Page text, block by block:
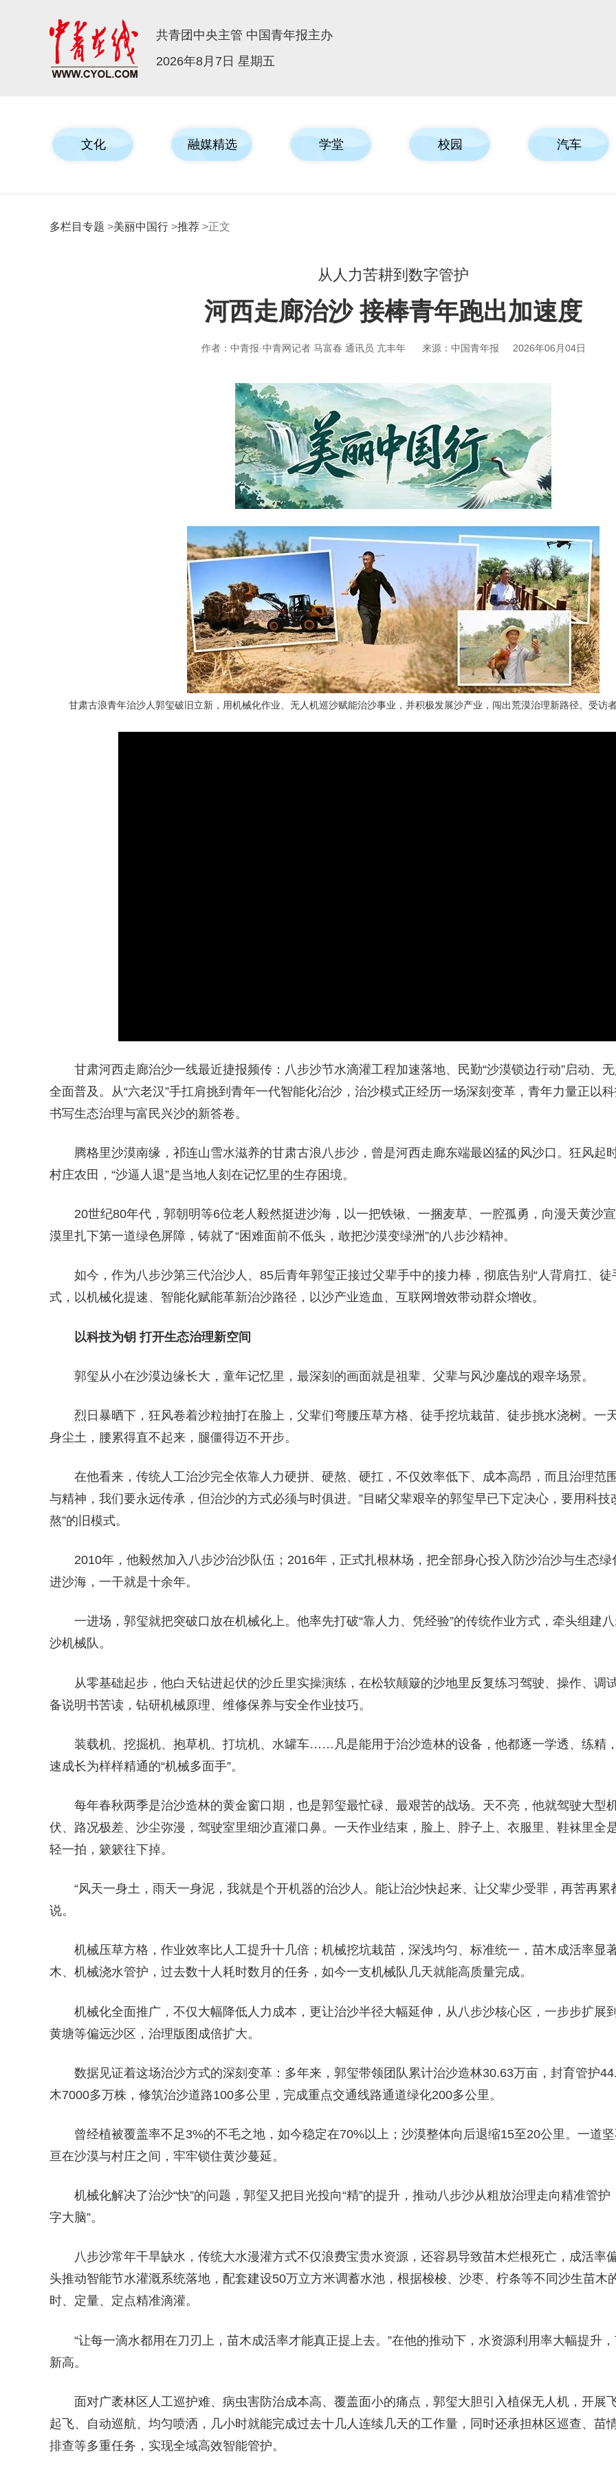
共青团中央主管 中国青年报主办
2026年8月7日 星期五
文化 融媒精选 学堂 校园 汽车
多栏目专题 >美丽中国行 >推荐 >正文
从人力苦耕到数字管护
河西走廊治沙 接棒青年跑出加速度
作者：中青报·中青网记者 马富春 通讯员 亢丰年 来源：中国青年报 2026年06月04日
甘肃古浪青年治沙人郭玺破旧立新，用机械化作业、无人机巡沙赋能治沙事业，并积极发展沙产业，闯出荒漠治理新路径。受访
甘肃河西走廊治沙一线最近捷报频传：八步沙节水滴灌工程加速落地、民勤“沙漠锁边行动”启动、
全面普及。从“六老汉”手扛肩挑到青年一代智能化治沙，治沙模式正经历一场深刻变革，青年力量正以
书写生态治理与富民兴沙的新答卷。
腾格里沙漠南缘，祁连山雪水滋养的甘肃古浪八步沙，曾是河西走廊东端最凶猛的风沙口。狂风起
村庄农田，“沙逼人退”是当地人刻在记忆里的生存困境。
20世纪80年代，郭朝明等6位老人毅然挺进沙海，以一把铁锹、一捆麦草、一腔孤勇，向漫天黄沙
漠里扎下第一道绿色屏障，铸就了“困难面前不低头，敢把沙漠变绿洲”的八步沙精神。
如今，作为八步沙第三代治沙人、85后青年郭玺正接过父辈手中的接力棒，彻底告别“人背肩扛、徒
式，以机械化提速、智能化赋能革新治沙路径，以沙产业造血、互联网增效带动群众增收。
以科技为钥 打开生态治理新空间
郭玺从小在沙漠边缘长大，童年记忆里，最深刻的画面就是祖辈、父辈与风沙鏖战的艰辛场景。
烈日暴晒下，狂风卷着沙粒抽打在脸上，父辈们弯腰压草方格、徒手挖坑栽苗、徒步挑水浇树。一
身尘土，腰累得直不起来，腿僵得迈不开步。
在他看来，传统人工治沙完全依靠人力硬拼、硬熬、硬扛，不仅效率低下、成本高昂，而且治理范
与精神，我们要永远传承，但治沙的方式必须与时俱进。”目睹父辈艰辛的郭玺早已下定决心，要用科技
熬”的旧模式。
2010年，他毅然加入八步沙治沙队伍；2016年，正式扎根林场，把全部身心投入防沙治沙与生态
进沙海，一干就是十余年。
一进场，郭玺就把突破口放在机械化上。他率先打破“靠人力、凭经验”的传统作业方式，牵头组建
沙机械队。
从零基础起步，他白天钻进起伏的沙丘里实操演练，在松软颠簸的沙地里反复练习驾驶、操作、调
备说明书苦读，钻研机械原理、维修保养与安全作业技巧。
装载机、挖掘机、抱草机、打坑机、水罐车……凡是能用于治沙造林的设备，他都逐一学透、练精
速成长为样样精通的“机械多面手”。
每年春秋两季是治沙造林的黄金窗口期，也是郭玺最忙碌、最艰苦的战场。天不亮，他就驾驶大型
伏、路况极差、沙尘弥漫，驾驶室里细沙直灌口鼻。一天作业结束，脸上、脖子上、衣服里、鞋袜里全
轻一拍，簌簌往下掉。
“风天一身土，雨天一身泥，我就是个开机器的治沙人。能让治沙快起来、让父辈少受罪，再苦再累
说。
机械压草方格，作业效率比人工提升十几倍；机械挖坑栽苗，深浅均匀、标准统一，苗木成活率显
木、机械浇水管护，过去数十人耗时数月的任务，如今一支机械队几天就能高质量完成。
机械化全面推广，不仅大幅降低人力成本，更让治沙半径大幅延伸，从八步沙核心区，一步步扩展
黄塘等偏远沙区，治理版图成倍扩大。
数据见证着这场治沙方式的深刻变革：多年来，郭玺带领团队累计治沙造林30.63万亩，封育管护
木7000多万株，修筑治沙道路100多公里，完成重点交通线路通道绿化200多公里。
曾经植被覆盖率不足3%的不毛之地，如今稳定在70%以上；沙漠整体向后退缩15至20公里。一道
亘在沙漠与村庄之间，牢牢锁住黄沙蔓延。
机械化解决了治沙“快”的问题，郭玺又把目光投向“精”的提升，推动八步沙从粗放治理走向精准管护
字大脑”。
八步沙常年干旱缺水，传统大水漫灌方式不仅浪费宝贵水资源，还容易导致苗木烂根死亡，成活率
头推动智能节水灌溉系统落地，配套建设50万立方米调蓄水池，根据梭梭、沙枣、柠条等不同沙生苗木
时、定量、定点精准滴灌。
“让每一滴水都用在刀刃上，苗木成活率才能真正提上去。”在他的推动下，水资源利用率大幅提升
新高。
面对广袤林区人工巡护难、病虫害防治成本高、覆盖面小的痛点，郭玺大胆引入植保无人机，开展
起飞、自动巡航、均匀喷洒，几小时就能完成过去十几人连续几天的工作量，同时还承担林区巡查、苗
排查等多重任务，实现全域高效智能管护。